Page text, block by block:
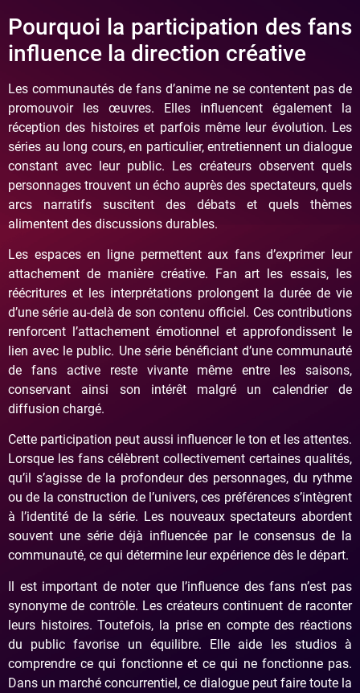
Pourquoi la participation des fans
influence la direction créative
Les communautés de fans d’anime ne se contentent pas de
promouvoir les œuvres. Elles influencent également la
réception des histoires et parfois même leur évolution. Les
séries au long cours, en particulier, entretiennent un dialogue
constant avec leur public. Les créateurs observent quels
personnages trouvent un écho auprès des spectateurs, quels
arcs narratifs suscitent des débats et quels thèmes
alimentent des discussions durables.
Les espaces en ligne permettent aux fans d’exprimer leur
attachement de manière créative. Fan art les essais, les
réécritures et les interprétations prolongent la durée de vie
d’une série au-delà de son contenu officiel. Ces contributions
renforcent l’attachement émotionnel et approfondissent le
lien avec le public. Une série bénéficiant d’une communauté
de fans active reste vivante même entre les saisons,
conservant ainsi son intérêt malgré un calendrier de
diffusion chargé.
Cette participation peut aussi influencer le ton et les attentes.
Lorsque les fans célèbrent collectivement certaines qualités,
qu’il s’agisse de la profondeur des personnages, du rythme
ou de la construction de l’univers, ces préférences s’intègrent
à l’identité de la série. Les nouveaux spectateurs abordent
souvent une série déjà influencée par le consensus de la
communauté, ce qui détermine leur expérience dès le départ.
Il est important de noter que l’influence des fans n’est pas
synonyme de contrôle. Les créateurs continuent de raconter
leurs histoires. Toutefois, la prise en compte des réactions
du public favorise un équilibre. Elle aide les studios à
comprendre ce qui fonctionne et ce qui ne fonctionne pas.
Dans un marché concurrentiel, ce dialogue peut faire toute la